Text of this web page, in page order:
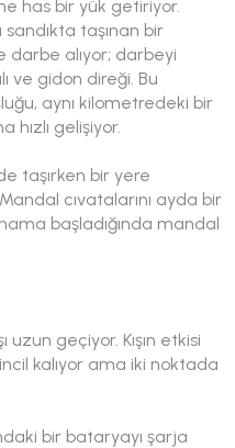
has bir yük getiriyor.
taşınan bir
darbe alıyor; darbeyi
ve gidon direği. Bu
aynı kilometredeki bir
hızlı gelişiyor.
taşırken bir yere
cıvatalarını ayda bir
başladığında mandal
uzun geçiyor. Kışın etkisi
kalıyor ama iki noktada
bir bataryayı şarja